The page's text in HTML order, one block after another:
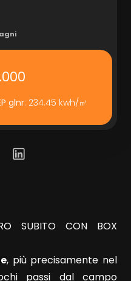
glnr: 234.45 kwh/㎡
SUBITO CON BOX
, più precisamente nel
passi dal campo